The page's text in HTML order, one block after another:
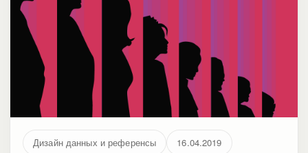
использовать в будущем. Получилось 8 трендов.
Читайте о них в блоге Студии Метод. В статье
акцент на визуализации, насмотренности и
приемах, которые делают сложные данные
понятными.
Дизайн данных и референсы 16.04.2019